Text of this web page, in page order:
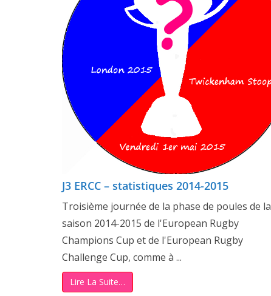
J3 ERCC – statistiques 2014-2015
Troisième journée de la phase de poules de la
saison 2014-2015 de l'European Rugby
Champions Cup et de l'European Rugby
Challenge Cup, comme à ...
Lire La Suite…